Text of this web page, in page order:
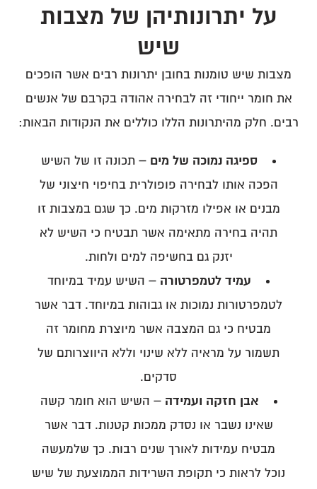
על יתרונותיהן של מצבות
שיש
מצבות שיש טומנות בחובן יתרונות רבים אשר הופכים
את חומר ייחודי זה לבחירה אהודה בקרבם של אנשים
רבים. חלק מהיתרונות הללו כוללים את הנקודות הבאות:
ספיגה נמוכה של מים – תכונה זו של השיש
הפכה אותו לבחירה פופולרית בחיפוי חיצוני של
מבנים או אפילו מזרקות מים. כך שגם במצבות זו
תהיה בחירה מתאימה אשר תבטיח כי השיש לא
יזנק גם בחשיפה למים ולחות.
עמיד לטמפרטורה – השיש עמיד במיוחד
לטמפרטורות נמוכות או גבוהות במיוחד. דבר אשר
מבטיח כי גם המצבה אשר מיוצרת מחומר זה
תשמור על מראיה ללא שינוי וללא היווצרותם של
סדקים.
אבן חזקה ועמידה – השיש הוא חומר קשה
שאינו נשבר או נסדק ממכות קטנות. דבר אשר
מבטיח עמידות לאורך שנים רבות. כך שלמעשה
נוכל לראות כי תקופת השרידות הממוצעת של שיש